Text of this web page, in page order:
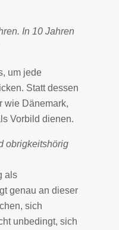
In 10 Jahren
um jede
Statt dessen
wie Dänemark,
Vorbild dienen.
obrigkeitshörig
als
genau an dieser
sich
unbedingt, sich